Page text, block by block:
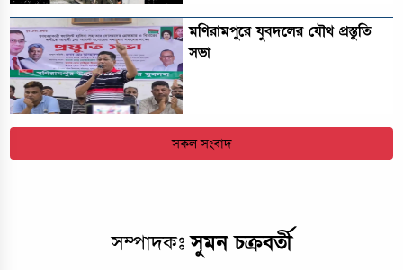
মণিরামপুরে যুবদলের যৌথ প্রস্তুতি
সভা
সকল সংবাদ
সম্পাদকঃসুমন চক্রবর্তী